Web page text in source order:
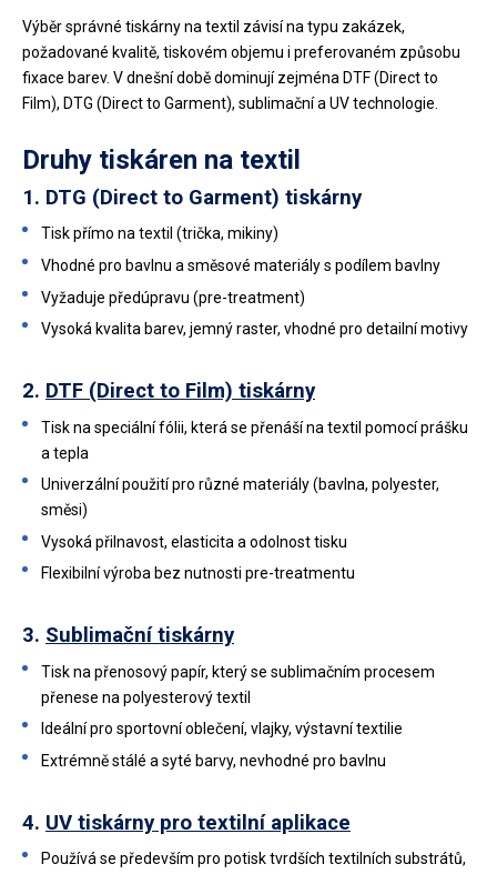
Výběr správné tiskárny na textil závisí na typu zakázek,
požadované kvalitě, tiskovém objemu i preferovaném způsobu
fixace barev. V dnešní době dominují zejména DTF (Direct to
Film), DTG (Direct to Garment), sublimační a UV technologie.
Druhy tiskáren na textil
1. DTG (Direct to Garment) tiskárny
Tisk přímo na textil (trička, mikiny)
Vhodné pro bavlnu a směsové materiály s podílem bavlny
Vyžaduje předúpravu (pre-treatment)
Vysoká kvalita barev, jemný raster, vhodné pro detailní motivy
2. DTF (Direct to Film) tiskárny
Tisk na speciální fólii, která se přenáší na textil pomocí prášku
a tepla
Univerzální použití pro různé materiály (bavlna, polyester,
směsi)
Vysoká přilnavost, elasticita a odolnost tisku
Flexibilní výroba bez nutnosti pre-treatmentu
3. Sublimační tiskárny
Tisk na přenosový papír, který se sublimačním procesem
přenese na polyesterový textil
Ideální pro sportovní oblečení, vlajky, výstavní textilie
Extrémně stálé a syté barvy, nevhodné pro bavlnu
4. UV tiskárny pro textilní aplikace
Používá se především pro potisk tvrdších textilních substrátů,